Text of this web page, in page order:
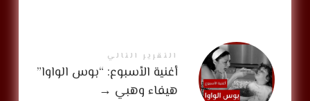
التقرير التالي
أغنية الأسبوع: “بوس الواوا”
هيفاء وهبي →